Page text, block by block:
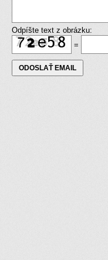
Odpíšte text z obrázku:
=